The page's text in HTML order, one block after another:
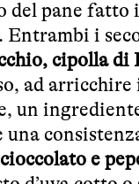
del pane fatto
i
cipolla di
ad
un
una
e